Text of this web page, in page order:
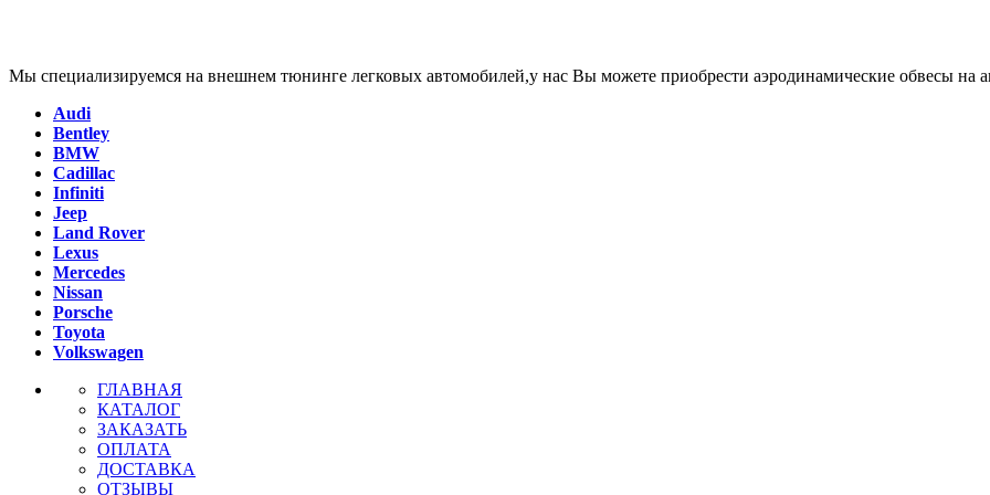
Мы специализируемся на внешнем тюнинге легковых автомобилей,у нас Вы можете приобрести аэродинамические обвесы на
Audi
Bentley
BMW
Cadillac
Infiniti
Jeep
Land Rover
Lexus
Mercedes
Nissan
Porsche
Toyota
Volkswagen
ГЛАВНАЯ
КАТАЛОГ
ЗАКАЗАТЬ
ОПЛАТА
ДОСТАВКА
ОТЗЫВЫ